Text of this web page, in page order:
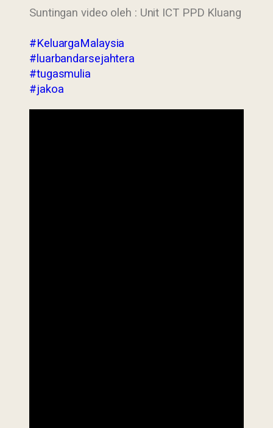
Suntingan video oleh : Unit ICT PPD Kluang
#KeluargaMalaysia
#luarbandarsejahtera
#tugasmulia
#jakoa